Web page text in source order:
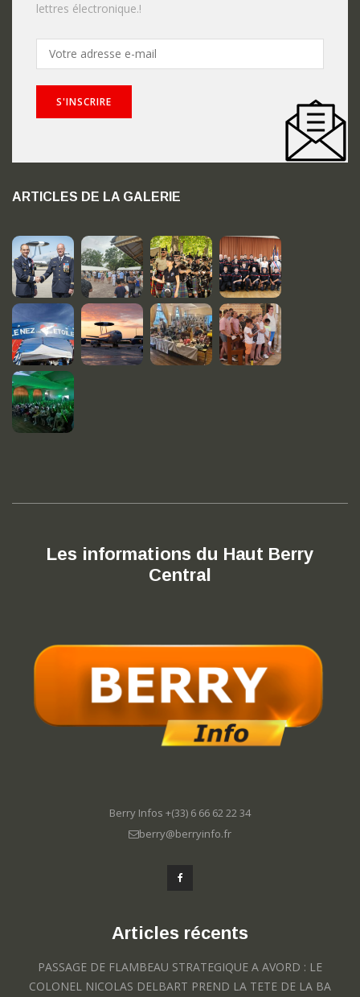
lettres électronique.!
ARTICLES DE LA GALERIE
Les informations du Haut Berry
Central
Berry Infos +(33) 6 66 62 22 34
berry@berryinfo.fr
Articles récents
PASSAGE DE FLAMBEAU STRATEGIQUE A AVORD : LE
COLONEL NICOLAS DELBART PREND LA TETE DE LA BA